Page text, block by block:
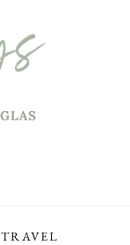
TRAVEL